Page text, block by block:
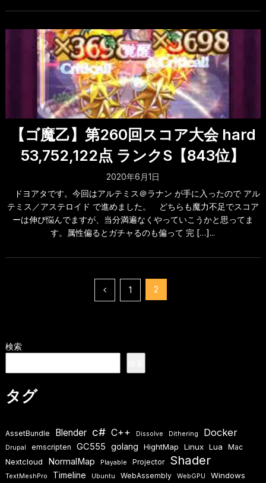
【ゴ魔乙】第260回スコア大会 hard
53,752,122点 ランクS【843位】
2020年6月1日
ドヨアタです。今回はアルテミス＠ラナン が手に入ったので アル
テミス／アステロイド で進めました。 どちらも魔力不足でスコア
ーは伸び悩んでますが、当分満遍なくやっていこうかと思ってま
す。属性偏るとガチャるのも偏って 完 […]...
ペ
ー
ジ
り
1 2
検索
タグ
AssetBundle Blender c# C++ Dissolve Dithering Docker
Drupal emscripten GC555 golang HightMap Linux Lua Mac
Nextcloud NormalMap Playable Projector Shader
TextMeshPro Timeline Ubuntu WebAssembly WebGPU Windows